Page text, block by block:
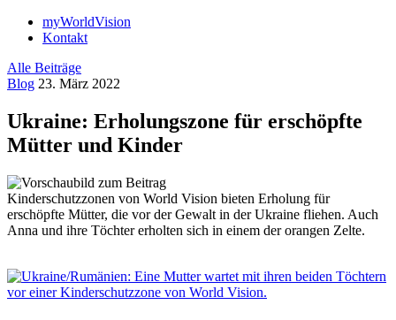
myWorldVision
Kontakt
Alle Beiträge
Blog 23. März 2022
Ukraine: Erholungszone für erschöpfte
Mütter und Kinder
Kinderschutzzonen von World Vision bieten Erholung für
erschöpfte Mütter, die vor der Gewalt in der Ukraine fliehen. Auch
Anna und ihre Töchter erholten sich in einem der orangen Zelte.